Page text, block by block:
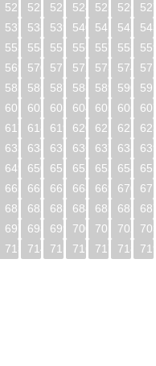
521 522 523 524 525 526
537 538 539 540 541 542
553 554 555 556 557 558
569 570 571 572 573 574
585 586 587 588 589 590
601 602 603 604 605 606
617 618 619 620 621 622
633 634 635 636 637 638
649 650 651 652 653 654
665 666 667 668 669 670
681 682 683 684 685 686
697 698 699 700 701 702
713 714 715 716 717 718